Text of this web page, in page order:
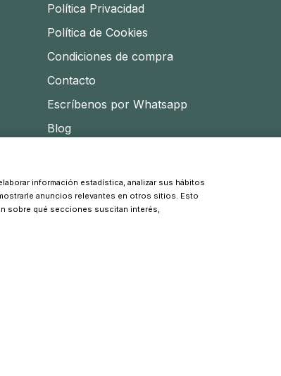
Política Privacidad
Política de Cookies
Condiciones de compra
Contacto
Escríbenos por Whatsapp
Blog
© 2026 Pinpi - Todos los derechos reservados
información estadística, analizar sus hábitos
anuncios relevantes en otros sitios. Esto
sobre qué secciones suscitan interés,